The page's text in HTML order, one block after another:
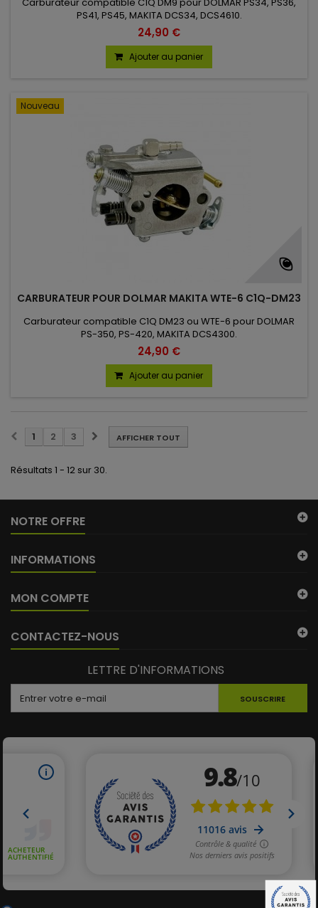
PS41, PS45, MAKITA DCS34, DCS4610.
24,90 €
Ajouter au panier
Nouveau
CARBURATEUR POUR DOLMAR MAKITA WTE-6 C1Q-DM23
Carburateur compatible C1Q DM23 ou WTE-6 pour DOLMAR
PS-350, PS-420, MAKITA DCS4300.
24,90 €
Ajouter au panier
AFFICHER TOUT
1 2 3
Résultats 1 - 12 sur 30.
NOTRE OFFRE
INFORMATIONS
MON COMPTE
CONTACTEZ-NOUS
LETTRE D'INFORMATIONS
SOUSCRIRE